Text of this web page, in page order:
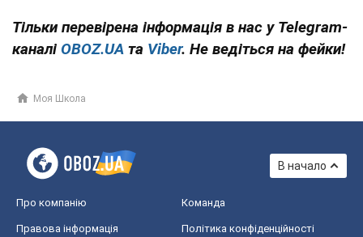
Тільки перевірена інформація в нас у Telegram-
каналі OBOZ.UA та Viber. Не ведіться на фейки!
Моя Школа
В начало
Про компанію Команда
Правова інформація Політика конфіденційності